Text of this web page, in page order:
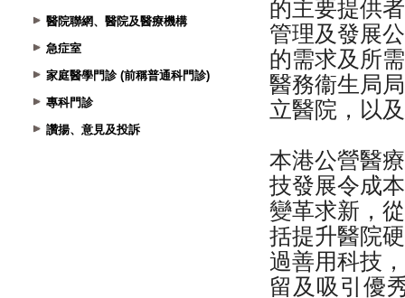
醫院聯網、醫院及醫療機構
急症室
家庭醫學門診 (前稱普通科門診)
專科門診
讚揚、意見及投訴